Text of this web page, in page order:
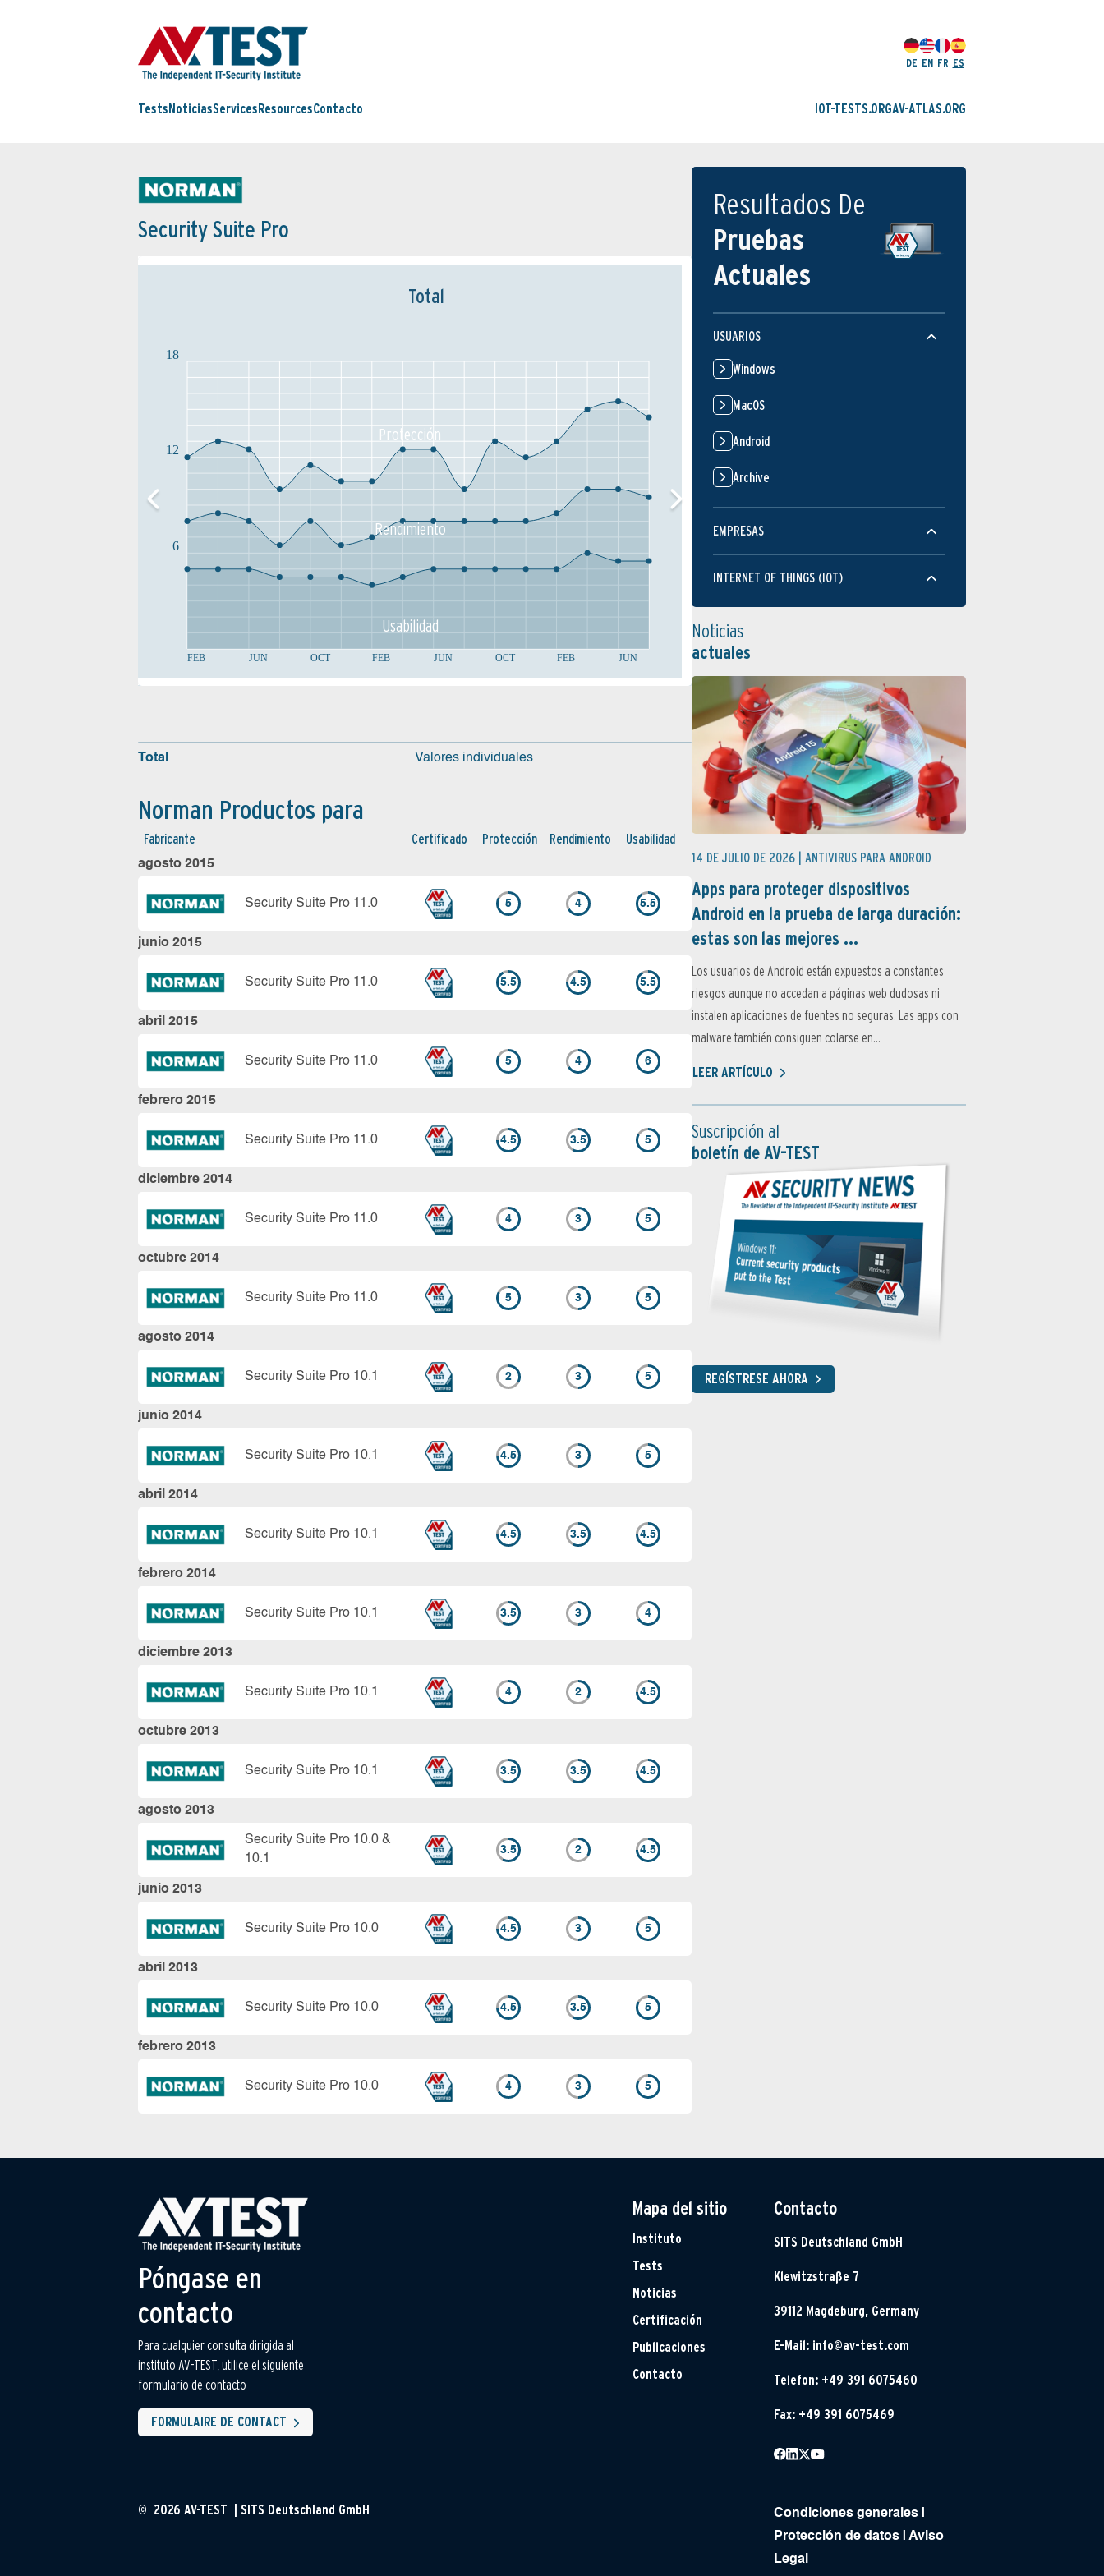
DE EN FR ES
Tests NoticiasServices ResourcesContacto IOT-TESTS.ORGAV-ATLAS.ORG
Security Suite Pro
Total
FEB JUN OCT FEB JUN OCT FEB JUN
6
12
18
Protección
Rendimiento
Usabilidad
FEB OCT
Total Valores individuales
Norman Productos para
Fabricante Certi­ficado Protección Rendimiento Usabilidad
agosto 2015
Security Suite Pro 11.0 5 4 5.5
junio 2015
Security Suite Pro 11.0 5.5 4.5 5.5
abril 2015
Security Suite Pro 11.0 5 4 6
febrero 2015
Security Suite Pro 11.0 4.5 3.5 5
diciembre 2014
Security Suite Pro 11.0 4 3 5
octubre 2014
Security Suite Pro 11.0 5 3 5
agosto 2014
Security Suite Pro 10.1 2 3 5
junio 2014
Security Suite Pro 10.1 4.5 3 5
abril 2014
Security Suite Pro 10.1 4.5 3.5 4.5
febrero 2014
Security Suite Pro 10.1 3.5 3 4
diciembre 2013
Security Suite Pro 10.1 4 2 4.5
octubre 2013
Security Suite Pro 10.1 3.5 3.5 4.5
agosto 2013
Security Suite Pro 10.0 &
10.1
3.5 2 4.5
junio 2013
Security Suite Pro 10.0 4.5 3 5
abril 2013
Security Suite Pro 10.0 4.5 3.5 5
febrero 2013
Security Suite Pro 10.0 4 3 5
Resultados De
Pruebas
Actuales
USUARIOS
Windows
MacOS
Android
Archive
EMPRESAS
INTERNET OF THINGS (IOT)
Noticias
actuales
14 DE JULIO DE 2026 | ANTIVIRUS PARA ANDROID
Apps para proteger dispositivos
Android en la prueba de larga duración:
estas son las mejores ...
Los usuarios de Android están expuestos a constantes
riesgos aunque no accedan a páginas web dudosas ni
instalen aplicaciones de fuentes no seguras. Las apps con
malware también consiguen colarse en...
LEER ARTÍCULO
Suscripción al
boletín de AV-TEST
REGÍSTRESE AHORA
Póngase en
contacto
Para cualquier consulta dirigida al
instituto AV-TEST, utilice el siguiente
formulario de contacto
FORMULAIRE DE CONTACT
Mapa del sitio
Instituto
Tests
Noticias
Certificación
Publicaciones
Contacto
Contacto
SITS Deutschland GmbH
Klewitzstraße 7
39112 Magdeburg, Germany
E-Mail: info@av-test.com
Telefon: +49 391 6075460
Fax: +49 391 6075469
Condiciones generales
Protección de datos
Aviso
Legal
© 2026 AV-TEST | SITS Deutschland GmbH